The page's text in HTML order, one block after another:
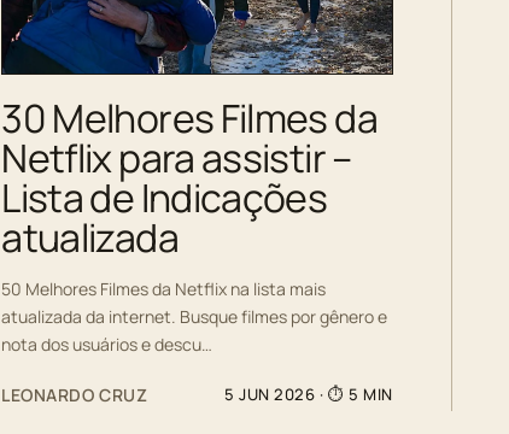
30 Melhores Filmes da
Netflix para assistir –
Lista de Indicações
atualizada
50 Melhores Filmes da Netflix na lista mais
atualizada da internet. Busque filmes por gênero e
nota dos usuários e descu…
LEONARDO CRUZ 5 JUN 2026 · ⏱ 5 MIN